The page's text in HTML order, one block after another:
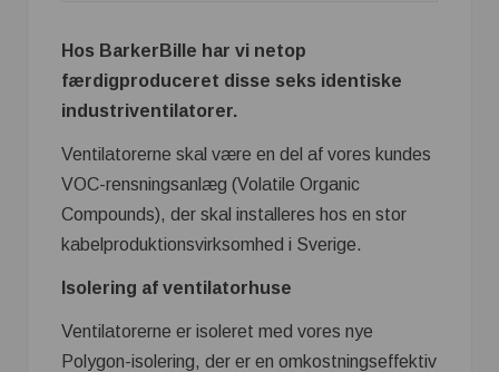
Hos BarkerBille har vi netop
færdigproduceret disse seks identiske
industriventilatorer.
Ventilatorerne skal være en del af vores kundes
VOC-rensningsanlæg (Volatile Organic
Compounds), der skal installeres hos en stor
kabelproduktionsvirksomhed i Sverige.
Isolering af ventilatorhuse
Ventilatorerne er isoleret med vores nye
Polygon-isolering, der er en omkostningseffektiv